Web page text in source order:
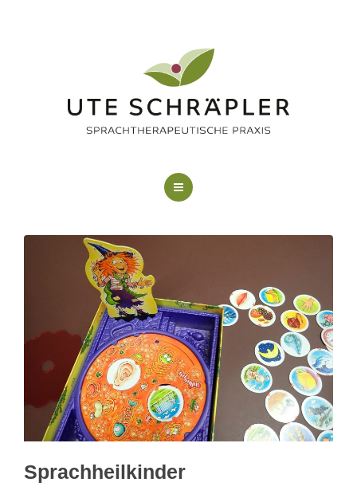
KUNSTTHERAPIE
ÜBER MICH
KONTAKT
Sprachheilkinder